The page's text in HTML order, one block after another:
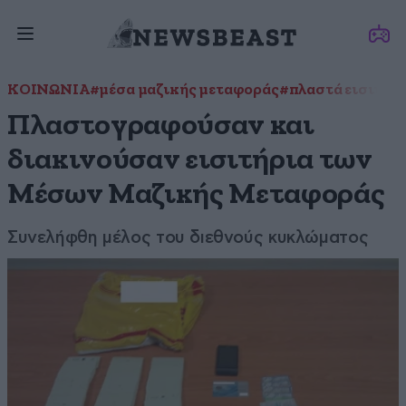
ΚΟΙΝΩΝΙΑ#μέσα μαζικής μεταφοράς#πλαστά
Πλαστογραφούσαν και
διακινούσαν εισιτήρια των
Μέσων Μαζικής Μεταφοράς
Συνελήφθη μέλος του διεθνούς κυκλώματος